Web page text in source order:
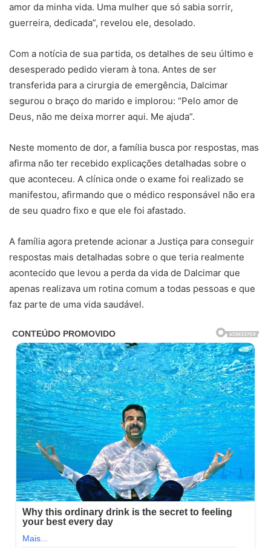
amor da minha vida. Uma mulher que só sabia sorrir,
guerreira, dedicada”, revelou ele, desolado.
Com a notícia de sua partida, os detalhes de seu último e
desesperado pedido vieram à tona. Antes de ser
transferida para a cirurgia de emergência, Dalcimar
segurou o braço do marido e implorou: “Pelo amor de
Deus, não me deixa morrer aqui. Me ajuda”.
Neste momento de dor, a família busca por respostas, mas
afirma não ter recebido explicações detalhadas sobre o
que aconteceu. A clínica onde o exame foi realizado se
manifestou, afirmando que o médico responsável não era
de seu quadro fixo e que ele foi afastado.
A família agora pretende acionar a Justiça para conseguir
respostas mais detalhadas sobre o que teria realmente
acontecido que levou a perda da vida de Dalcimar que
apenas realizava um rotina comum a todas pessoas e que
faz parte de uma vida saudável.